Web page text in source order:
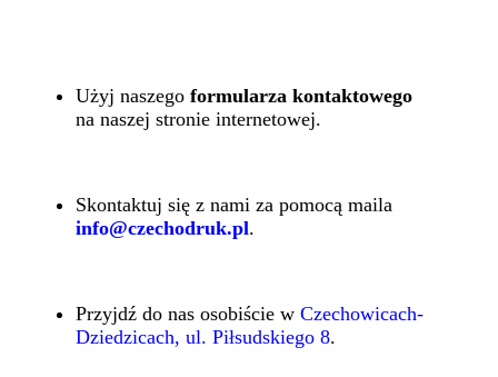
Użyj naszego formularza kontaktowego
na naszej stronie internetowej.
Skontaktuj się z nami za pomocą maila
info@czechodruk.pl.
Przyjdź do nas osobiście w Czechowicach-
Dziedzicach, ul. Piłsudskiego 8.